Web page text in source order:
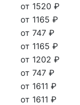
от 1520 ₽
от 1165 ₽
от 747 ₽
от 1165 ₽
от 1202 ₽
от 747 ₽
от 1611 ₽
от 1611 ₽